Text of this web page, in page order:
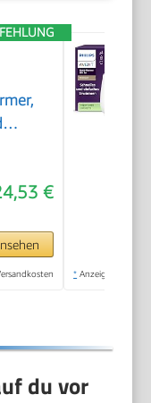
€
* Anzeige
du vor